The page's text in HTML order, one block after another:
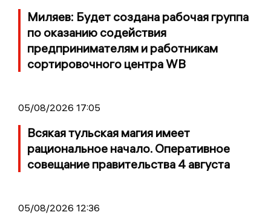
Миляев: Будет создана рабочая группа
по оказанию содействия
предпринимателям и работникам
сортировочного центра WB
05/08/2026 17:05
Всякая тульская магия имеет
рациональное начало. Оперативное
совещание правительства 4 августа
05/08/2026 12:36